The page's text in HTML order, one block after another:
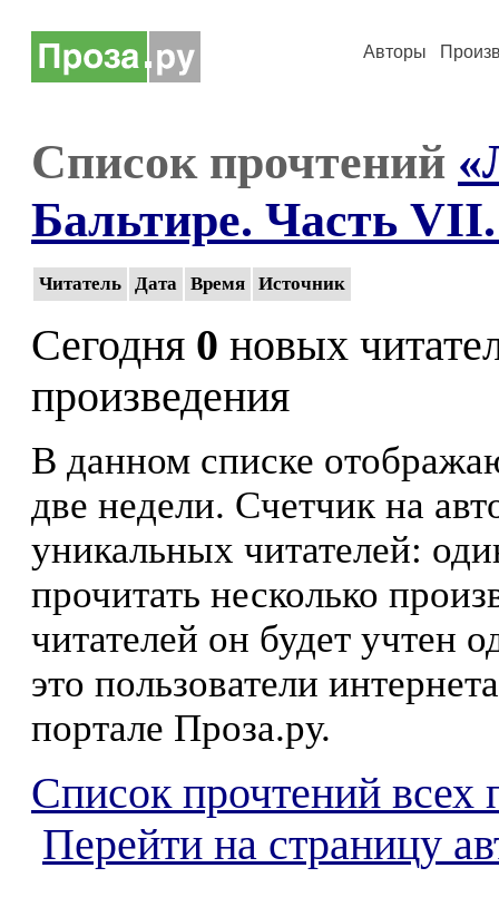
Авторы
Список прочтений
Бальтире. Часть
Читатель Дата Время Источник
Сегодня 0 новых
произведения
В данном списке
две недели. Счетчик на
уникальных читателей:
прочитать несколько
читателей он будет учтен
это пользователи
портале Проза.ру.
Список прочтений всех
Перейти на страницу